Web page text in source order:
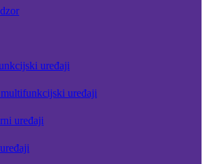
uređaji
uređaji
uređaji